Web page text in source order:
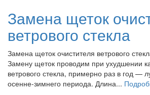
Замена щеток
ветрового стекла
Замена щеток очистителя ветрового
Замену щеток проводим при ухудшении
ветрового стекла, примерно раз в год —
осенне-зимнего периода. Длина...